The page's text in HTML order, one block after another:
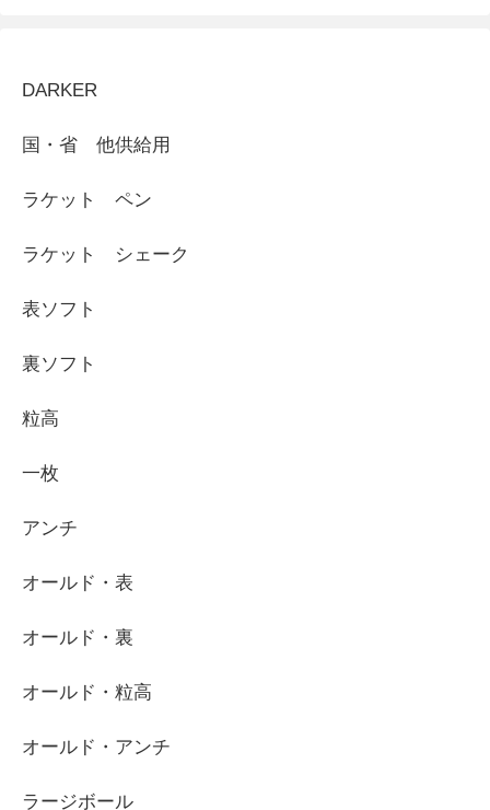
DARKER
国・省 他供給用
ラケット ペン
ラケット シェーク
表ソフト
裏ソフト
粒高
一枚
アンチ
オールド・表
オールド・裏
オールド・粒高
オールド・アンチ
ラージボール